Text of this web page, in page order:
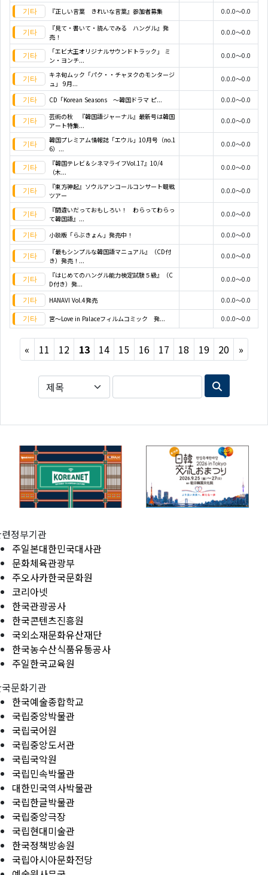
『正しい言葉 きれいな言葉』参加者募集
0.0.0～0.0
『見て・書いて・読んでみる ハングル』発
売！
0.0.0～0.0
「エビ大王オリジナルサウンドトラック」 ミ
ン・ヨンチ...
0.0.0～0.0
キネ旬ムック「パク・・チャヌクのモンタージ
ュ」 9月...
0.0.0～0.0
CD「Korean Seasons ～韓国ドラマ ピ...
0.0.0～0.0
芸術の秋 『韓国語ジャーナル』最新号は韓国
アート特集...
0.0.0～0.0
韓国プレミアム情報誌「エウル」10月号（no.1
6）...
0.0.0～0.0
『韓国テレビ＆シネマライフVol.17』10/4
（木...
0.0.0～0.0
『東方神起』ソウルアンコールコンサート観戦
ツアー
0.0.0～0.0
『間違いだっておもしろい！ わらってわらっ
て韓国語』...
0.0.0～0.0
小説版「らぶきょん」発売中！
0.0.0～0.0
『最もシンプルな韓国語マニュアル』（CD付
き）発売！...
0.0.0～0.0
『はじめてのハングル能力検定試験５級』（C
D付き）発...
0.0.0～0.0
HANAVI Vol.4発売 0.0.0～0.0
宮～Love in Palaceフィルムコミック 発... 0.0.0～0.0
« Previous
11 12 13 14 15 16 17 18 19 20 »Next
정부기관
주일본대한민국대사관
문화체육관광부
주오사카한국문화원
코리아넷
한국관광공사
한국콘텐츠진흥원
국외소재문화유산재단
한국농수산식품유통공사
주일한국교육원
문화기관
한국예술종합학교
국립중앙박물관
국립국어원
국립중앙도서관
국립국악원
국립민속박물관
대한민국역사박물관
국립한글박물관
국립중앙극장
국립현대미술관
한국정책방송원
국립아시아문화전당